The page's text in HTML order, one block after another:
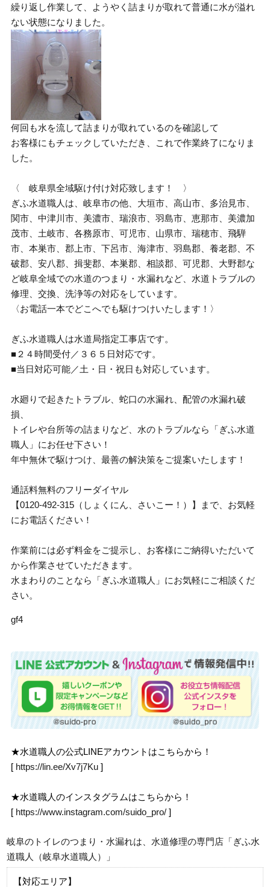
繰り返し作業して、ようやく詰まりが取れて普通に水が溢れ
ない状態になりました。
何回も水を流して詰まりが取れているのを確認して
お客様にもチェックしていただき、これで作業終了になりま
した。
〈 岐阜県全域駆け付け対応致します！ 〉
ぎふ水道職人は、岐阜市の他、大垣市、高山市、多治見市、
関市、中津川市、美濃市、瑞浪市、羽島市、恵那市、美濃加
茂市、土岐市、各務原市、可児市、山県市、瑞穂市、飛騨
市、本巣市、郡上市、下呂市、海津市、羽島郡、養老郡、不
破郡、安八郡、揖斐郡、本巣郡、相談郡、可児郡、大野郡な
ど岐阜全域での水道のつまり・水漏れなど、水道トラブルの
修理、交換、洗浄等の対応をしています。
〈お電話一本でどこへでも駆けつけいたします！〉
ぎふ水道職人は水道局指定工事店です。
■２４時間受付／３６５日対応です。
■当日対応可能／土・日・祝日も対応しています。
水廻りで起きたトラブル、蛇口の水漏れ、配管の水漏れ破
損、
トイレや台所等の詰まりなど、水のトラブルなら「ぎふ水道
職人」にお任せ下さい！
年中無休で駆けつけ、最善の解決策をご提案いたします！
通話料無料のフリーダイヤル
【0120-492-315（しょくにん、さいこー！）】まで、お気軽
にお電話ください！
作業前には必ず料金をご提示し、お客様にご納得いただいて
から作業させていただきます。
水まわりのことなら「ぎふ水道職人」にお気軽にご相談くだ
さい。
gf4
★水道職人の公式LINEアカウントはこちらから！
[ https://lin.ee/Xv7j7Ku ]
★水道職人のインスタグラムはこちらから！
[ https://www.instagram.com/suido_pro/ ]
岐阜のトイレのつまり・水漏れは、水道修理の専門店「ぎふ水
道職人（岐阜水道職人）」
【対応エリア】